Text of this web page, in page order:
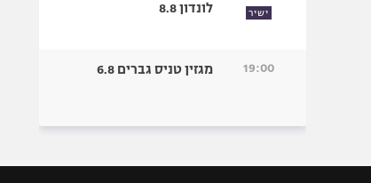
ישיר
לונדון 8.8
19:00 מגזין טניס גברים 6.8